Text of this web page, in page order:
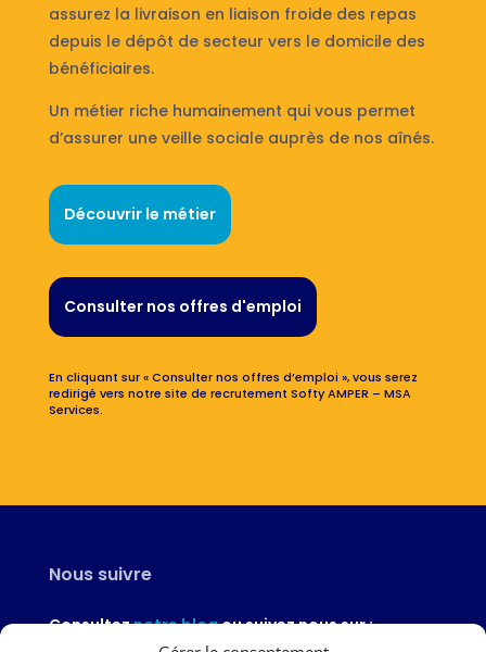
assurez la livraison en liaison froide des repas
depuis le dépôt de secteur vers le domicile des
bénéficiaires.
Un métier riche humainement qui vous permet
d’assurer une veille sociale auprès de nos aînés.
Découvrir le métier
Consulter nos offres d'emploi
En cliquant sur « Consulter nos offres d’emploi », vous serez
redirigé vers notre site de recrutement Softy AMPER – MSA
Services.
Nous suivre
Consulteznotre blogou suivez nous sur :